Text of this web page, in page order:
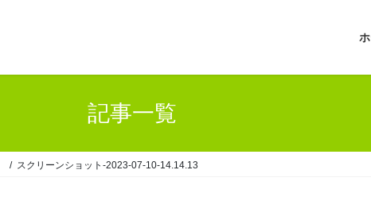
記事一覧
スクリーンショット-2023-07-10-14.14.13